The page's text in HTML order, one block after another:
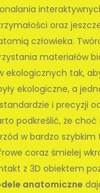
oraz
człowieka.
materiałów
ekologicznych tak,
ekologiczne, a
i precyzji
podkreślić, że
w bardzo szybkim
coraz śmielej
z 3D obiektem
anatomiczne